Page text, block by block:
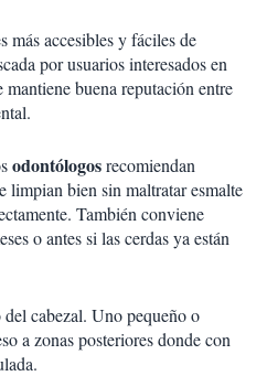
más accesibles y fáciles de
por usuarios interesados en
buena reputación entre
odontólogosrecomiendan
limpian bien sin maltratar esmalte
También conviene
o antes si las cerdas ya están
cabezal. Uno pequeño o
a zonas posteriores donde con